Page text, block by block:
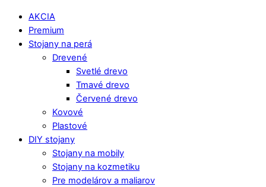
AKCIA
Premium
Stojany na perá
Drevené
Svetlé drevo
Tmavé drevo
Červené drevo
Kovové
Plastové
DIY stojany
Stojany na mobily
Stojany na kozmetiku
Pre modelárov a maliarov